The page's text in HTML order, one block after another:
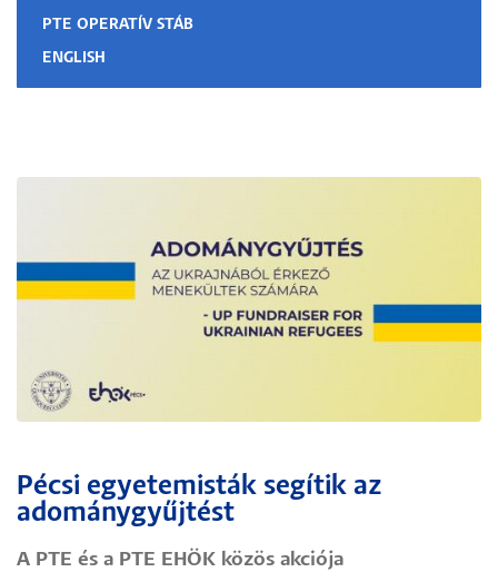
PTE OPERATÍV STÁB
ENGLISH
Pécsi egyetemisták segítik az
adománygyűjtést
A PTE és a PTE EHÖK közös akciója